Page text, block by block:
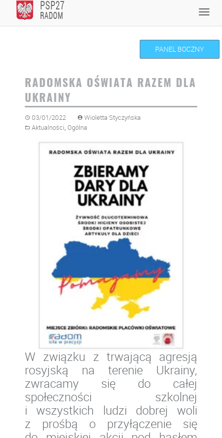
content
PANEL BOCZNY
RADOMSKA OŚWIATA RAZEM DLA
UKRAINY
03/01/2022
Wioletta Styczyńska
Aktualności, Ogólna
W związku z trwającą agresją
rosyjską na terenie Ukrainy,
zwracamy się do całej
społeczności szkolnej
i wszystkich ludzi dobrej woli
z prośbą o przyłączenie się